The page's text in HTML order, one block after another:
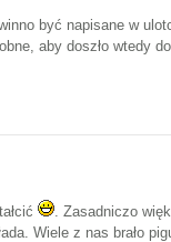
być napisane w
aby doszło
. Zasadniczo
Wiele z nas brało